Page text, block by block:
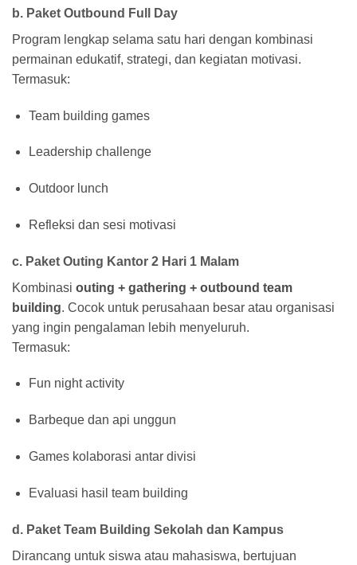
b. Paket Outbound Full Day
Program lengkap selama satu hari dengan kombinasi
permainan edukatif, strategi, dan kegiatan motivasi.
Termasuk:
Team building games
Leadership challenge
Outdoor lunch
Refleksi dan sesi motivasi
c. Paket Outing Kantor 2 Hari 1 Malam
Kombinasi outing + gathering + outbound team
building. Cocok untuk perusahaan besar atau organisasi
yang ingin pengalaman lebih menyeluruh.
Termasuk:
Fun night activity
Barbeque dan api unggun
Games kolaborasi antar divisi
Evaluasi hasil team building
d. Paket Team Building Sekolah dan Kampus
Dirancang untuk siswa atau mahasiswa, bertujuan